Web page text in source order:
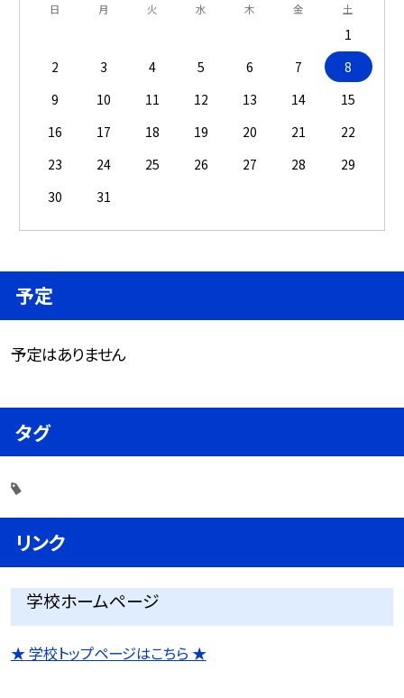
日 月 火 水 木 金 土
1
2
3 4 5 6 7
8
9
10 11 12 13 14
15
16
17 18 19 20 21
22
23
24 25 26 27 28
29
30
31
予定
予定はありません
タグ
リンク
学校ホームページ
★ 学校トップページはこちら ★